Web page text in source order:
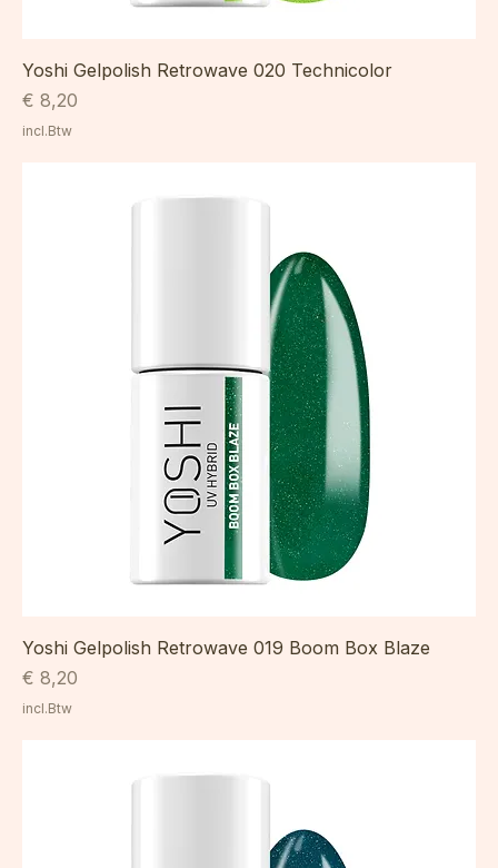
Yoshi Gelpolish Retrowave 020 Technicolor
Prijs
€ 8,20
Yoshi Gelpolish Retrowave 019 Boom Box Blaze
Prijs
€ 8,20